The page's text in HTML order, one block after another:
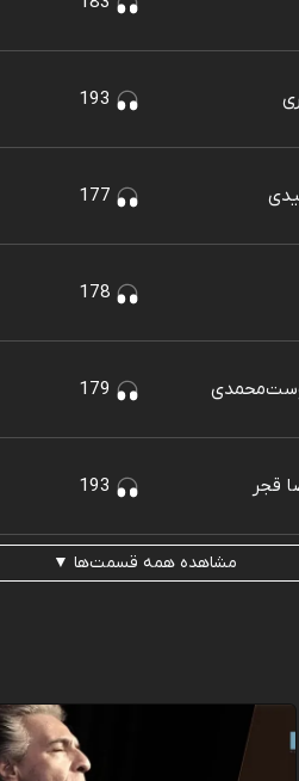
مشاهده همه قسمت‌ها ▼